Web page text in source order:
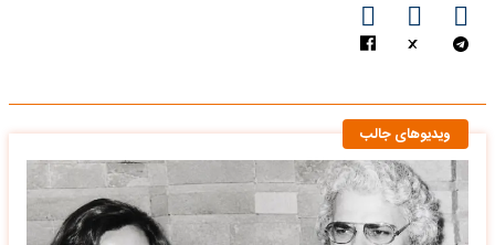
ویدیوهای جالب